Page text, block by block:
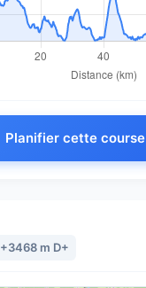
Planifier cette course
+3468 m D+